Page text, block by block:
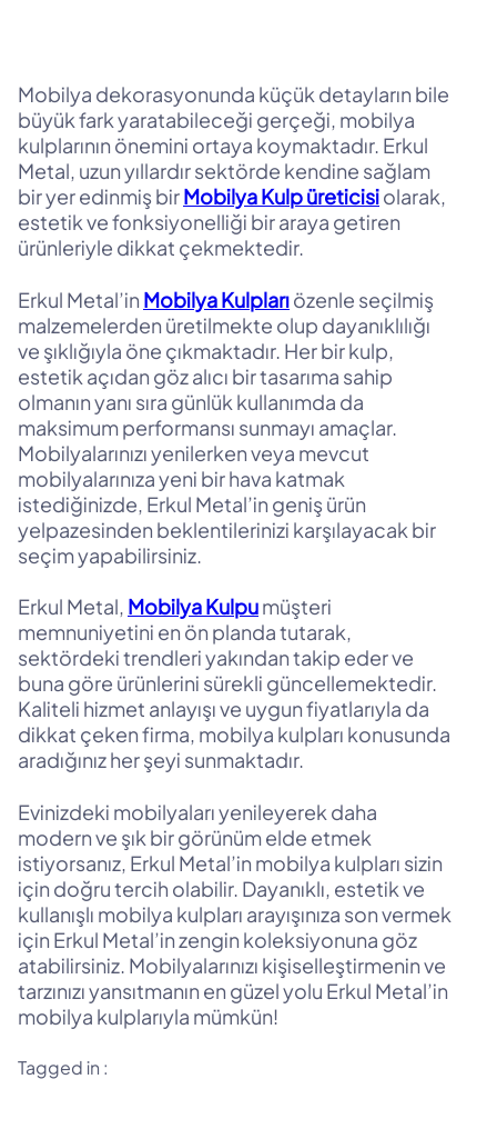
Mobilya dekorasyonunda küçük detayların bile
büyük fark yaratabileceği gerçeği, mobilya
kulplarının önemini ortaya koymaktadır. Erkul
Metal, uzun yıllardır sektörde kendine sağlam
bir yer edinmiş birMobilya Kulp üreticisiolarak,
estetik ve fonksiyonelliği bir araya getiren
ürünleriyle dikkat çekmektedir.
Erkul Metal’in Mobilya Kulplarıözenle seçilmiş
malzemelerden üretilmekte olup dayanıklılığı
ve şıklığıyla öne çıkmaktadır. Her bir kulp,
estetik açıdan göz alıcı bir tasarıma sahip
olmanın yanı sıra günlük kullanımda da
maksimum performansı sunmayı amaçlar.
Mobilyalarınızı yenilerken veya mevcut
mobilyalarınıza yeni bir hava katmak
istediğinizde, Erkul Metal’in geniş ürün
yelpazesinden beklentilerinizi karşılayacak bir
seçim yapabilirsiniz.
Erkul Metal, Mobilya Kulpumüşteri
memnuniyetini en ön planda tutarak,
sektördeki trendleri yakından takip eder ve
buna göre ürünlerini sürekli güncellemektedir.
Kaliteli hizmet anlayışı ve uygun fiyatlarıyla da
dikkat çeken firma, mobilya kulpları konusunda
aradığınız her şeyi sunmaktadır.
Evinizdeki mobilyaları yenileyerek daha
modern ve şık bir görünüm elde etmek
istiyorsanız, Erkul Metal’in mobilya kulpları sizin
için doğru tercih olabilir. Dayanıklı, estetik ve
kullanışlı mobilya kulpları arayışınıza son vermek
için Erkul Metal’in zengin koleksiyonuna göz
atabilirsiniz. Mobilyalarınızı kişiselleştirmenin ve
tarzınızı yansıtmanın en güzel yolu Erkul Metal’in
mobilya kulplarıyla mümkün!
Tagged in :